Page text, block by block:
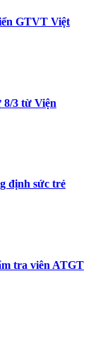
GTVT Việt
8/3 từ Viện
định sức trẻ
tra viên ATGT